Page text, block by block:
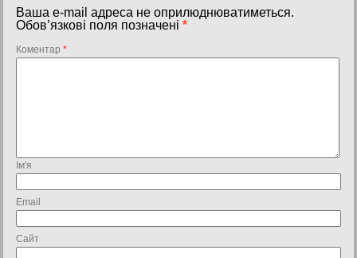
Ваша e-mail адреса не оприлюднюватиметься.
Обов’язкові поля позначені *
Коментар *
Ім'я
Email
Сайт